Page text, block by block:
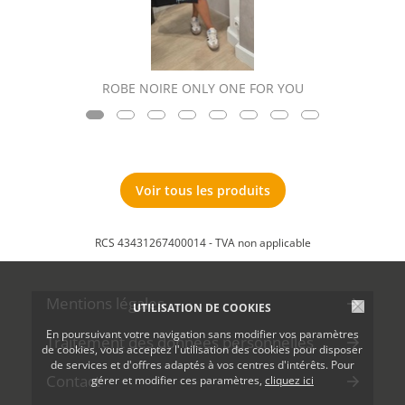
UTILISATION DE COOKIES
En poursuivant votre navigation sans modifier vos paramètres
de cookies, vous acceptez l'utilisation des cookies pour disposer
de services et d'offres adaptés à vos centres d'intérêts. Pour
gérer et modifier ces paramètres, cliquez ici
ROBE NOIRE ONLY ONE FOR YOU
Voir tous les produits
RCS 43431267400014 - TVA non applicable
Mentions légales
Traitement des données personnelles
Contact